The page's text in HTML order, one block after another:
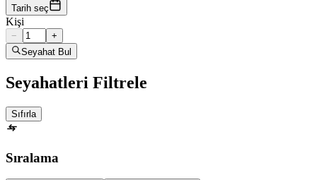
Tarih seç
Kişi
−
+
Seyahat Bul
Seyahatleri Filtrele
Sıfırla
Sıralama